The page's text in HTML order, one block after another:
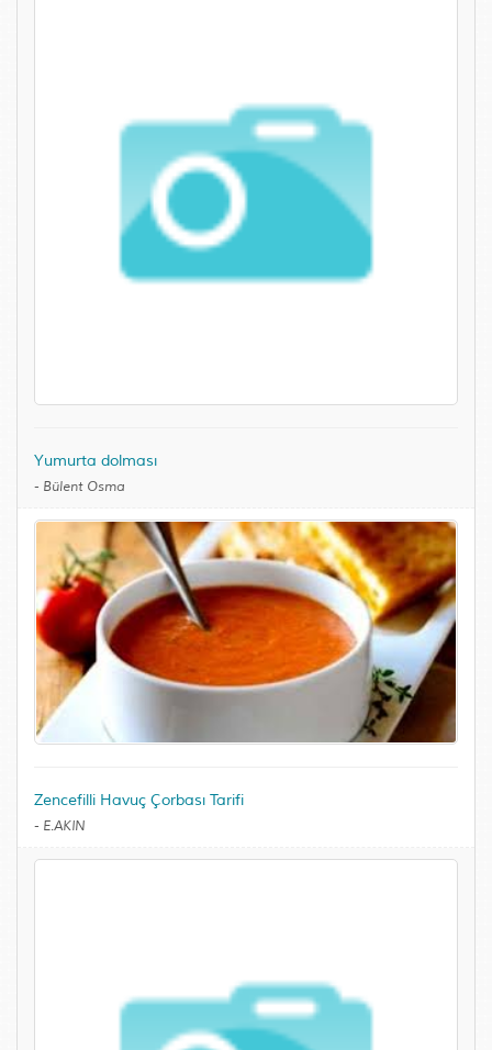
Yumurta dolması
- Bülent Osma
Zencefilli Havuç Çorbası Tarifi
- E.AKIN